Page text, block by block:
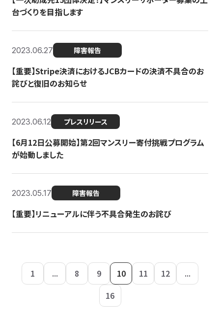
台づくりを目指します
2023.06.27 障害報告
【重要】Stripe決済におけるJCBカードの決済不具合のお
詫びと復旧のお知らせ
2023.06.12 プレスリリース
【6月12日公募開始】第2回マンスリー寄付挑戦プログラム
が始動しました
2023.05.17 障害報告
【重要】リニューアルに伴う不具合発生のお詫び
1 ... 8 9 10 11 12
...
16